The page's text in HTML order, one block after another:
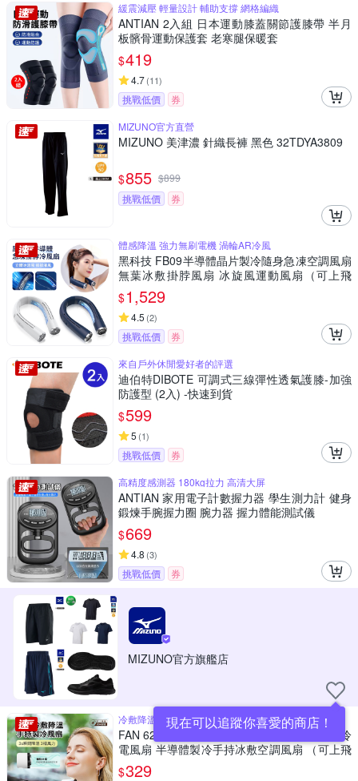
緩震減壓 輕量設計 輔助支撐 網格編織
ANTIAN 2入組 日本運動膝蓋關節護膝帶 半月
板髕骨運動保護套 老寒腿保暖套
$419
4.7(11)
挑戰低價
券
MIZUNO官方直營
MIZUNO 美津濃 針織長褲 黑色 32TDYA3809
$855 $899
挑戰低價
券
體感降溫 強力無刷電機 渦輪AR冷風
黑科技 FB09半導體晶片製冷隨身急凍空調風扇
無葉冰敷掛脖風扇 冰旋風運動風扇（可上飛
機）
$1,529
4.5 (2)
挑戰低價
券
來自戶外休閒愛好者的評選
迪伯特DIBOTE 可調式三線彈性透氣護膝-加強
防護型 (2入) -快速到貨
$599
5 (1)
挑戰低價
券
高精度感測器 180kg拉力 高清大屏
ANTIAN 家用電子計數握力器 學生測力計 健身
鍛煉手腕握力圈 腕力器 握力體能測試儀
$669
4.8 (3)
挑戰低價 券
MIZUNO官方旗艦店
現在可以追蹤你喜愛的商店！
冷敷降溫 持久續航 三檔風力 小巧便攜
FAN 622 戶外靜音風扇2200mah 桌面大風力冷
電風扇 半導體製冷手持冰敷空調風扇 （可上飛
機）
$329